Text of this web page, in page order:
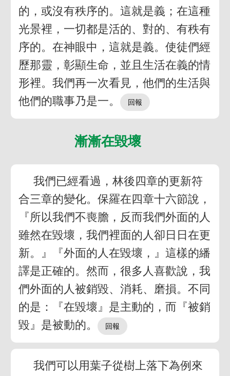
的，或沒有秩序的。這就是義；在這種
光景裡，一切都是活的、對的、有秩有
序的。在神眼中，這就是義。使徒們經
歷那靈，彰顯生命，並且生活在義的情
形裡。我們再一次看見，他們的生活與
他們的職事乃是一。
漸漸在毀壞
我們已經看過，林後四章的更新符
合三章的變化。保羅在四章十六節說，
『所以我們不喪膽，反而我們外面的人
雖然在毀壞，我們裡面的人卻日日在更
新。』『外面的人在毀壞，』這樣的繙
譯是正確的。然而，很多人喜歡說，我
們外面的人被銷毀、消耗、磨損。不同
的是：『在毀壞』是主動的，而『被銷
毀』是被動的。
我們可以用葉子從樹上落下為例來